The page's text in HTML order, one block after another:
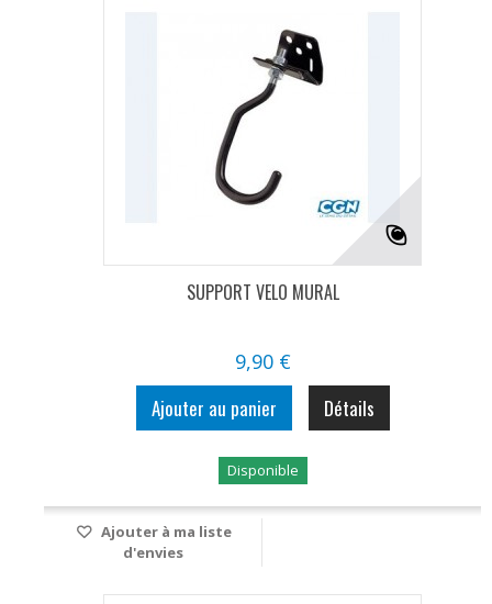
SUPPORT VELO MURAL
9,90 €
Ajouter au panier Détails
Disponible
Ajouter à ma liste
d'envies